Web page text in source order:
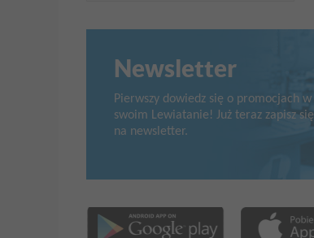
Newsletter
Pierwszy dowiedz się o promocjach w
swoim Lewiatanie! Już teraz zapisz się
na newsletter.